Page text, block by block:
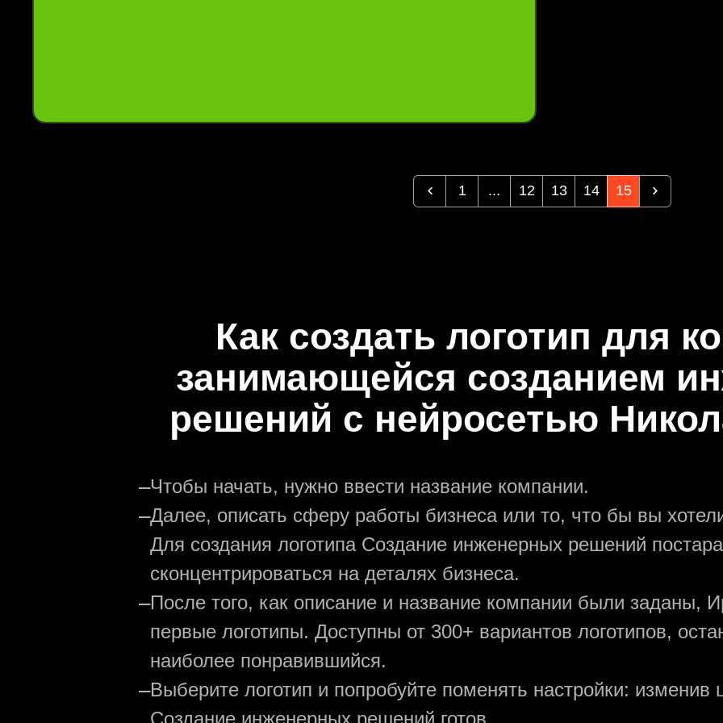
1 ... 12 13 14 15
Как создать логотип для
занимающейся созданием
решений с нейросетью
—Чтобы начать, нужно ввести название компании.
—Далее, описать сферу работы бизнеса или то, что бы вы
Для создания логотипа Создание инженерных решений
сконцентрироваться на деталях бизнеса.
—После того, как описание и название компании были заданы,
первые логотипы. Доступны от 300+ вариантов логотипов,
наиболее понравившийся.
—Выберите логотип и попробуйте поменять настройки: изменив
Создание инженерных решений готов.